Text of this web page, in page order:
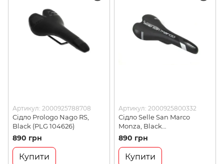
Артикул: 2000925788708
Сідло Prologo Nago RS,
Black (PLG 104626)
890 грн
Купити
Артикул: 2000925800332
Сідло Selle San Marco
Monza, Black
(2000925800332)
890 грн
Купити